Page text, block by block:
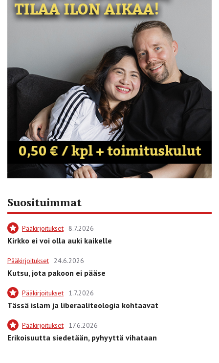
Suosituimmat
Pääkirjoitukset 8.7.2026
Kirkko ei voi olla auki kaikelle
Pääkirjoitukset 24.6.2026
Kutsu, jota pakoon ei pääse
Pääkirjoitukset 1.7.2026
Tässä islam ja liberaaliteologia kohtaavat
Pääkirjoitukset 17.6.2026
Erikoisuutta siedetään, pyhyyttä vihataan